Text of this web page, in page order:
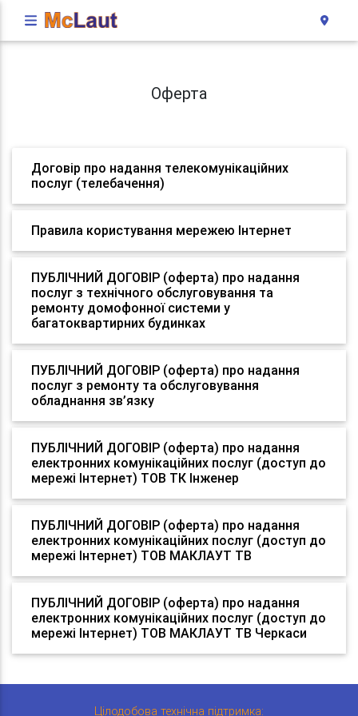
Оферта
Договір про надання телекомунікаційних
послуг (телебачення)
Правила користування мережею Інтернет
ПУБЛІЧНИЙ ДОГОВІР (оферта) про надання
послуг з технічного обслуговування та
ремонту домофонної системи у
багатоквартирних будинках
ПУБЛІЧНИЙ ДОГОВІР (оферта) про надання
послуг з ремонту та обслуговування
обладнання зв’язку
ПУБЛІЧНИЙ ДОГОВІР (оферта) про надання
електронних комунікаційних послуг (доступ до
мережі Інтернет) ТОВ ТК Інженер
ПУБЛІЧНИЙ ДОГОВІР (оферта) про надання
електронних комунікаційних послуг (доступ до
мережі Інтернет) ТОВ МАКЛАУТ ТВ
ПУБЛІЧНИЙ ДОГОВІР (оферта) про надання
електронних комунікаційних послуг (доступ до
мережі Інтернет) ТОВ МАКЛАУТ ТВ Черкаси
Цілодобова технічна підтримка: